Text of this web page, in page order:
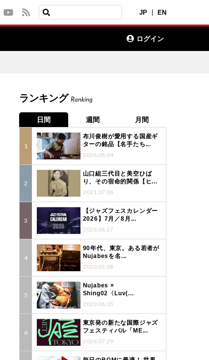
JP EN
ログイン
ランキング Ranking
日間 週間 月間
布川俊樹が愛用する国産ギ
ターの銘品【名手たち...
2026.08.04
山口組三代目と美空ひば
り、その宿命的関係【ヒ...
2021.07.06
【ジャズフェスカレンダー
2026】7月／8月...
2026.06.27
90年代、東京。ある若者が
Nujabesを名...
2020.05.08
Nujabes ×
Shing02〈Luv(...
2020.06.05
東京発の新たな国際ジャズ
フェスティバル「ME...
2026.07.29